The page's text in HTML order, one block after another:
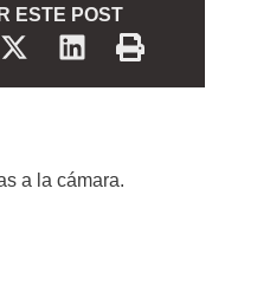
ESTE POST
a la cámara.